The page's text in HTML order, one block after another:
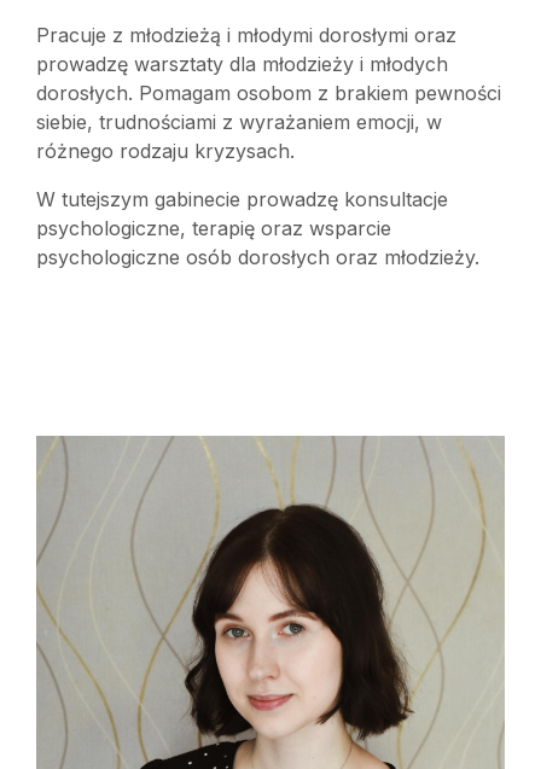
Pracuje z młodzieżą i młodymi dorosłymi oraz
prowadzę warsztaty dla młodzieży i młodych
dorosłych. Pomagam osobom z brakiem pewności
siebie, trudnościami z wyrażaniem emocji, w
różnego rodzaju kryzysach.
W tutejszym gabinecie prowadzę konsultacje
psychologiczne, terapię oraz wsparcie
psychologiczne osób dorosłych oraz młodzieży.